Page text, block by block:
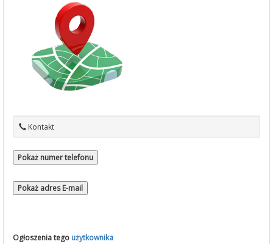
Kontakt
Pokaż numer telefonu
Pokaż adres E-mail
Ogłoszenia tego użytkownika